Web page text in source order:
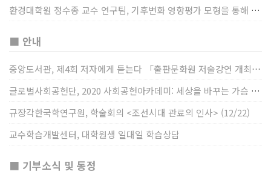
환경대학원 정수종 교수 연구팀, 기후변화 영향평가 모형을 통해 기후변화에 따른 급격한 토양수분의 감소가 발생하는 지역과 시간을 규명
■ 안내
중앙도서관, 제4회 저자에게 듣는다 「출판문화원 저술강연 개최」(12/17)
글로벌사회공헌단, 2020 사회공헌아카데미: 세상을 바꾸는 가슴 따뜻한 나눔(12/23~24)
규장각한국학연구원, 학술회의 <조선시대 관료의 인사> (12/22)
교수학습개발센터, 대학원생 일대일 학습상담
■ 기부소식 및 동정